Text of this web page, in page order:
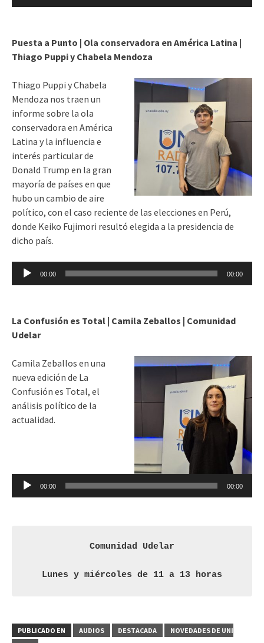
Puesta a Punto | Ola conservadora en América Latina |
Thiago Puppi y Chabela Mendoza
Thiago Puppi y Chabela
Mendoza nos traen un
informe sobre la ola
conservadora en América
Latina y la influencia e
interés particular de
Donald Trump en la gran
mayoría de países en que
hubo un cambio de aire
político, con el caso reciente de las elecciones en Perú,
donde Keiko Fujimori resultó elegida a la presidencia de
dicho país.
Reproductor
00:00 00:00
La Confusión es Total | Camila Zeballos | Comunidad
Udelar
Camila Zeballos en una
nueva edición de La
Confusión es Total, el
análisis político de la
actualidad.
audio
00:00 00:00
Comunidad Udelar
Lunes y miércoles de 11 a 13 horas
PUBLICADO EN AUDIOS DESTACADA
NOVEDADES DE UNI